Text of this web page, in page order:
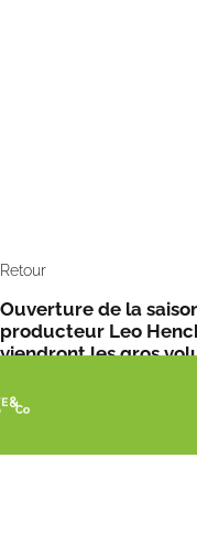
Retour
Ouverture de la
producteur Leo
viendront les gros